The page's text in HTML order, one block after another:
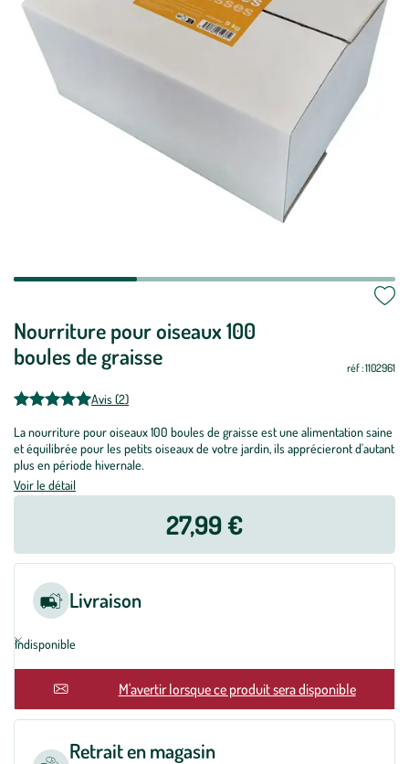
Nourriture pour oiseaux 100
boules de graisse
réf : 1102961
Avis (2)
La nourriture pour oiseaux 100 boules de graisse est une alimentation saine
et équilibrée pour les petits oiseaux de votre jardin, ils apprécieront d'autant
plus en période hivernale.
Voir le détail
27,99 €
Livraison
Indisponible
En rupture M'avertir lorsque ce produit sera disponible
Retrait en magasin